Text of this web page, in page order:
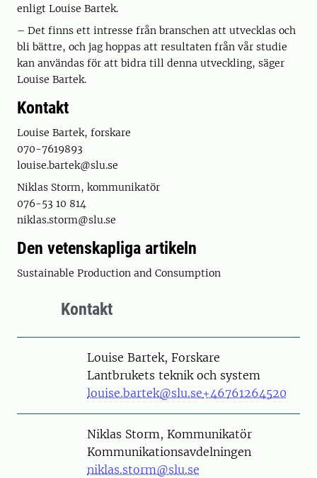
enligt Louise Bartek.
– Det finns ett intresse från branschen att utvecklas och
bli bättre, och jag hoppas att resultaten från vår studie
kan användas för att bidra till denna utveckling, säger
Louise Bartek.
Kontakt
Louise Bartek, forskare
070-7619893
louise.bartek@slu.se
Niklas Storm, kommunikatör
076-53 10 814
niklas.storm@slu.se
Den vetenskapliga artikeln
Sustainable Production and Consumption
Kontakt
PersonLouise Bartek, Forskare
Lantbrukets teknik och system
louise.bartek@slu.se+46761264520
PersonNiklas Storm, Kommunikatör
Kommunikationsavdelningen
niklas.storm@slu.se